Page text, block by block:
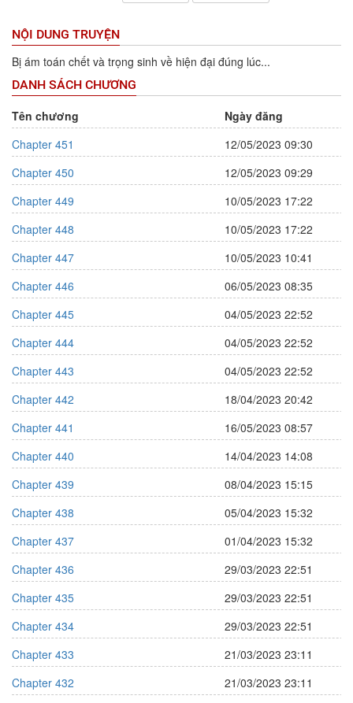
NỘI DUNG TRUYỆN
Bị ám toán chết và trọng sinh về hiện đại đúng lúc...
DANH SÁCH CHƯƠNG
Tên chương
Ngày đăng
Chapter 451
12/05/2023 09:30
Chapter 450
12/05/2023 09:29
Chapter 449
10/05/2023 17:22
Chapter 448
10/05/2023 17:22
Chapter 447
10/05/2023 10:41
Chapter 446
06/05/2023 08:35
Chapter 445
04/05/2023 22:52
Chapter 444
04/05/2023 22:52
Chapter 443
04/05/2023 22:52
Chapter 442
18/04/2023 20:42
Chapter 441
16/05/2023 08:57
Chapter 440
14/04/2023 14:08
Chapter 439
08/04/2023 15:15
Chapter 438
05/04/2023 15:32
Chapter 437
01/04/2023 15:32
Chapter 436
29/03/2023 22:51
Chapter 435
29/03/2023 22:51
Chapter 434
29/03/2023 22:51
Chapter 433
21/03/2023 23:11
Chapter 432
21/03/2023 23:11